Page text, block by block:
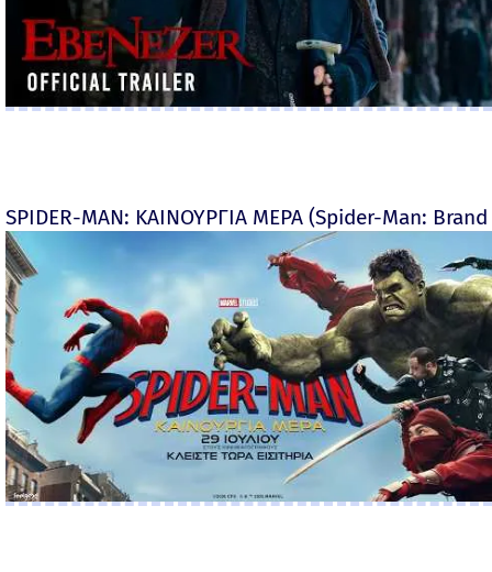
SPIDER-MAN: ΚΑΙΝΟΥΡΓΙΑ ΜΕΡΑ (Spider-Man: